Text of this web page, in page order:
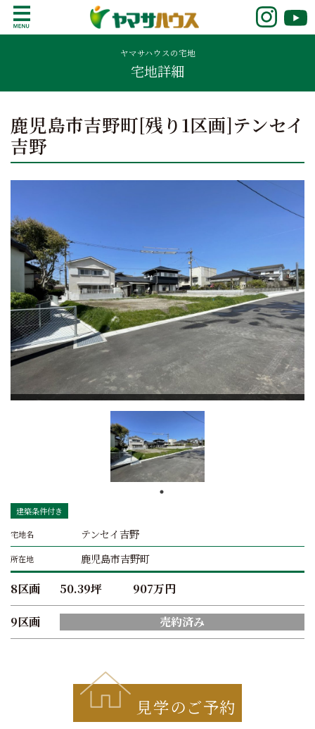
o
鹿児島で注文住宅ならヤマサハウス
新築の注文住宅や建売モデルハウスをお探し
の方はこちら。鹿児島県内で11年連続ナンバ
ーワンの実績を誇る、絆の家でおなじみの
ヤマサハウス。展示場情報や家づくりのこだ
ヤマサハウスの宅地
宅地詳細
鹿児島市吉野町[残り1区画]テンセイ
吉野
建築条件付き
宅地名 テンセイ吉野
所在地 鹿児島市吉野町
8区画 50.39坪 907万円
9区画 売約済み
見学のご予約